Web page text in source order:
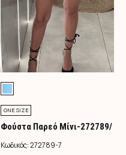
ONE SIZE
Φούστα Παρεό Μίνι-272789/
Τιρκουάζ
Κωδικός:272789-7